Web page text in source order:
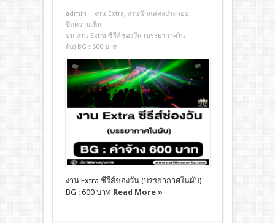
admin งาน Extra, งานนักแสดงประกอบ
ปิดความเห็น
บน งาน Extra ซีรีส์ช่องวัน (บรรยากาศใน
ผับ) BG : 600 บาท
งาน Extra ซีรีส์ช่องวัน (บรรยากาศในผับ)
BG : 600 บาท Read More »